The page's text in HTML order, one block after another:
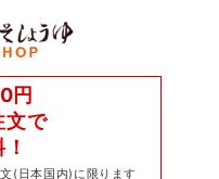
円
文で
(日本国内)に限ります